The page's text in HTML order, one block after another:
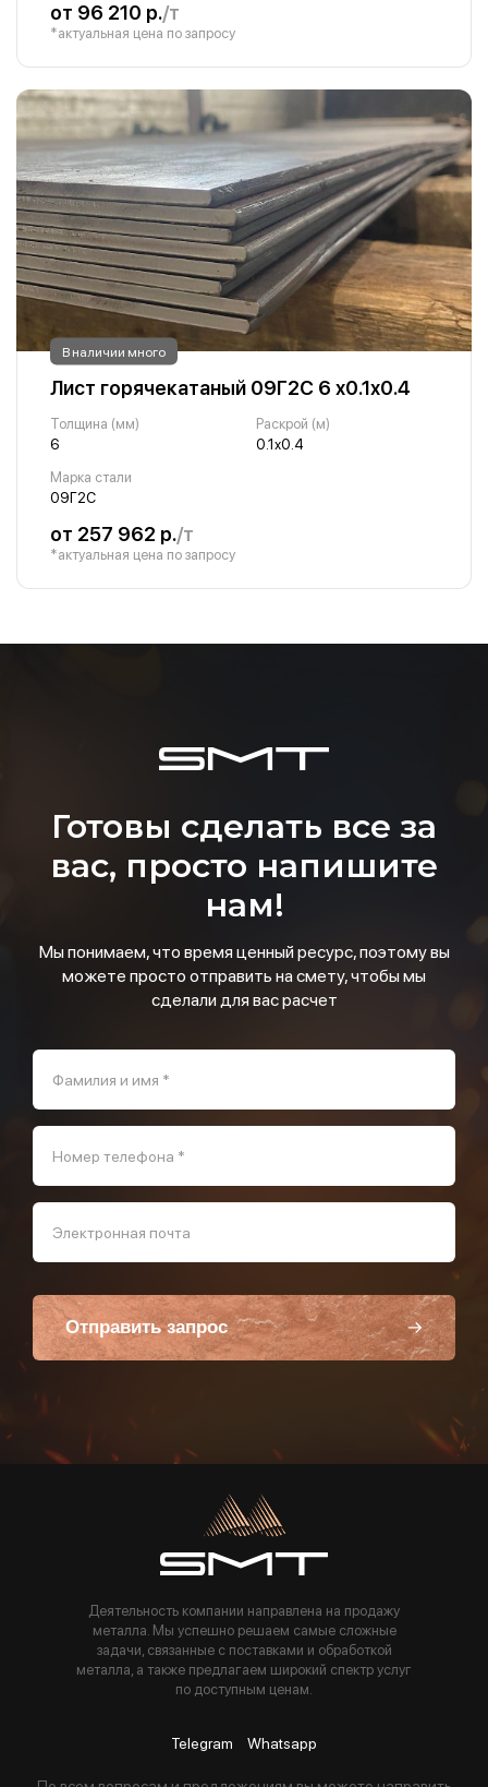
от 96 210 р./т
*актуальная цена по запросу
В наличии много
Лист горячекатаный 09Г2С 6 х0.1х0.4
Толщина (мм)
6
Раскрой (м)
0.1х0.4
Марка стали
09Г2С
от 257 962 р./т
*актуальная цена по запросу
Готовы сделать все за
вас, просто напишите
нам!
Мы понимаем, что время ценный ресурс, поэтому вы
можете просто отправить на смету, чтобы мы
сделали для вас расчет
Фамилия и имя *
Номер телефона *
Электронная почта
Отправить запрос
Пользуясь данной формой вы соглашаетесь с политикой компании
Деятельность компании направлена на продажу
металла. Мы успешно решаем самые сложные
задачи, связанные с поставками и обработкой
металла, а также предлагаем широкий спектр услуг
по доступным ценам.
Telegram Whatsapp